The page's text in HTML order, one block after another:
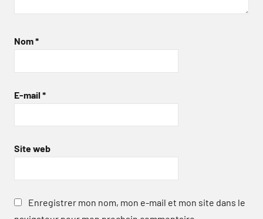
Nom*
E-mail *
Site web
Enregistrer mon nom, mon e-mail et mon site dans le